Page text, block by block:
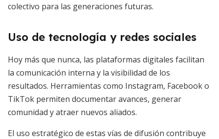
colectivo para las generaciones futuras.
Uso de tecnología y redes sociales
Hoy más que nunca, las plataformas digitales facilitan
la comunicación interna y la visibilidad de los
resultados. Herramientas como Instagram, Facebook o
TikTok permiten documentar avances, generar
comunidad y atraer nuevos aliados.
El uso estratégico de estas vías de difusión contribuye